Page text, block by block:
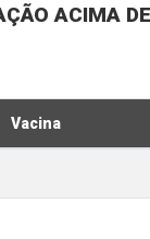
ACIMA
Vacina